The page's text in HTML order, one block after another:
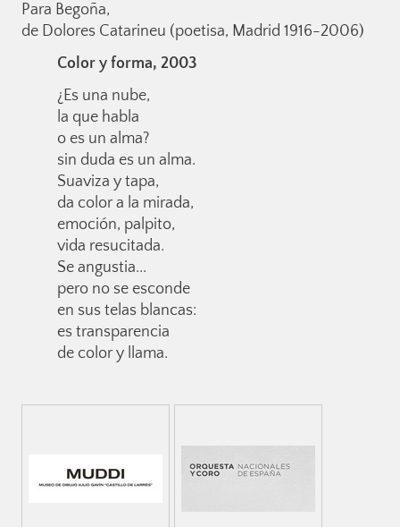
Para Begoña,
de Dolores Catarineu (poetisa, Madrid 1916-2006)
Color y forma, 2003
¿Es una nube,
la que habla
o es un alma?
sin duda es un alma.
Suaviza y tapa,
da color a la mirada,
emoción, palpito,
vida resucitada.
Se angustia...
pero no se esconde
en sus telas blancas:
es transparencia
de color y llama.